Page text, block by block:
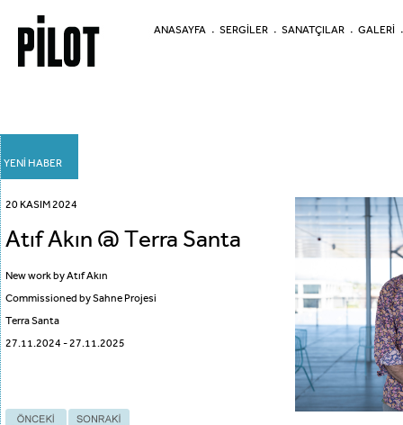
ANASAYFA SERGİLER SANATÇILAR GALERİ
YENİ HABER
20 KASIM 2024
Atıf Akın @ Terra Santa
New work by Atıf Akın
Commissioned by Sahne Projesi
Terra Santa
27.11.2024 - 27.11.2025